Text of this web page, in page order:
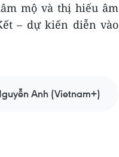
mộ và thị hiếu âm
– dự kiến diễn vào
Anh (Vietnam+)